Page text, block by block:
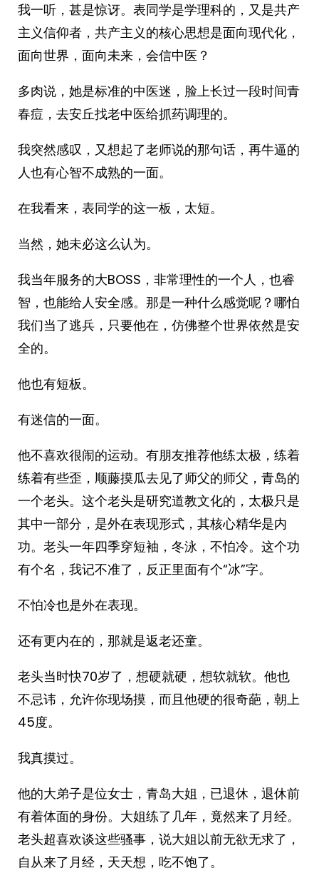
我一听，甚是惊讶。表同学是学理科的，又是共产
主义信仰者，共产主义的核心思想是面向现代化，
面向世界，面向未来，会信中医？
多肉说，她是标准的中医迷，脸上长过一段时间青
春痘，去安丘找老中医给抓药调理的。
我突然感叹，又想起了老师说的那句话，再牛逼的
人也有心智不成熟的一面。
在我看来，表同学的这一板，太短。
当然，她未必这么认为。
我当年服务的大BOSS，非常理性的一个人，也睿
智，也能给人安全感。那是一种什么感觉呢？哪怕
我们当了逃兵，只要他在，仿佛整个世界依然是安
全的。
他也有短板。
有迷信的一面。
他不喜欢很闹的运动。有朋友推荐他练太极，练着
练着有些歪，顺藤摸瓜去见了师父的师父，青岛的
一个老头。这个老头是研究道教文化的，太极只是
其中一部分，是外在表现形式，其核心精华是内
功。老头一年四季穿短袖，冬泳，不怕冷。这个功
有个名，我记不准了，反正里面有个“冰”字。
不怕冷也是外在表现。
还有更内在的，那就是返老还童。
老头当时快70岁了，想硬就硬，想软就软。他也
不忌讳，允许你现场摸，而且他硬的很奇葩，朝上
45度。
我真摸过。
他的大弟子是位女士，青岛大姐，已退休，退休前
有着体面的身份。大姐练了几年，竟然来了月经。
老头超喜欢谈这些骚事，说大姐以前无欲无求了，
自从来了月经，天天想，吃不饱了。